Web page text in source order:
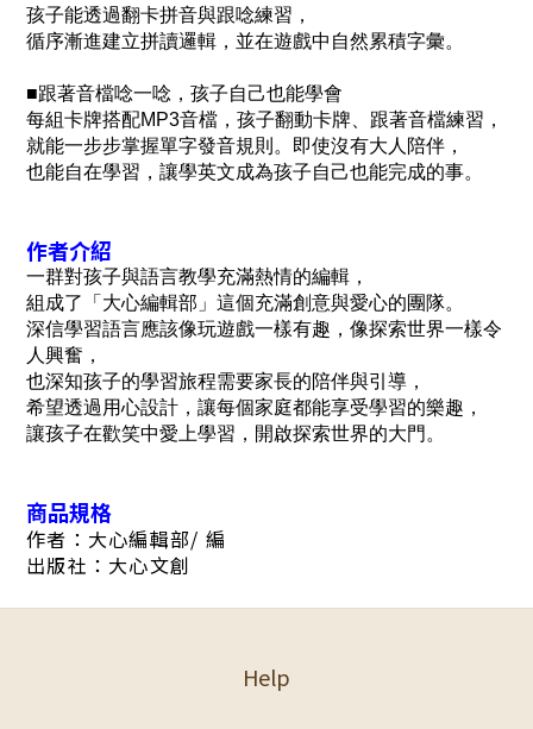
孩子能透過翻卡拼音與跟唸練習，
循序漸進建立拼讀邏輯，並在遊戲中自然累積字彙。
■跟著音檔唸一唸，孩子自己也能學會
每組卡牌搭配MP3音檔，孩子翻動卡牌、跟著音檔練習，
就能一步步掌握單字發音規則。即使沒有大人陪伴，
也能自在學習，讓學英文成為孩子自己也能完成的事。
作者介紹
一群對孩子與語言教學充滿熱情的編輯，
組成了「大心編輯部」這個充滿創意與愛心的團隊。
深信學習語言應該像玩遊戲一樣有趣，像探索世界一樣令
人興奮，
也深知孩子的學習旅程需要家長的陪伴與引導，
希望透過用心設計，讓每個家庭都能享受學習的樂趣，
讓孩子在歡笑中愛上學習，開啟探索世界的大門。
商品規格
作者：大心編輯部/ 編
出版社：大心文創
Help